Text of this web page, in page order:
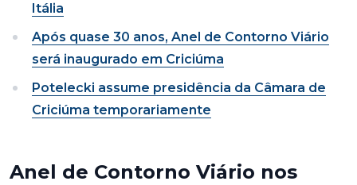
Itália
Após quase 30 anos, Anel de Contorno Viário
será inaugurado em Criciúma
Potelecki assume presidência da Câmara de
Criciúma temporariamente
Anel de Contorno Viário nos